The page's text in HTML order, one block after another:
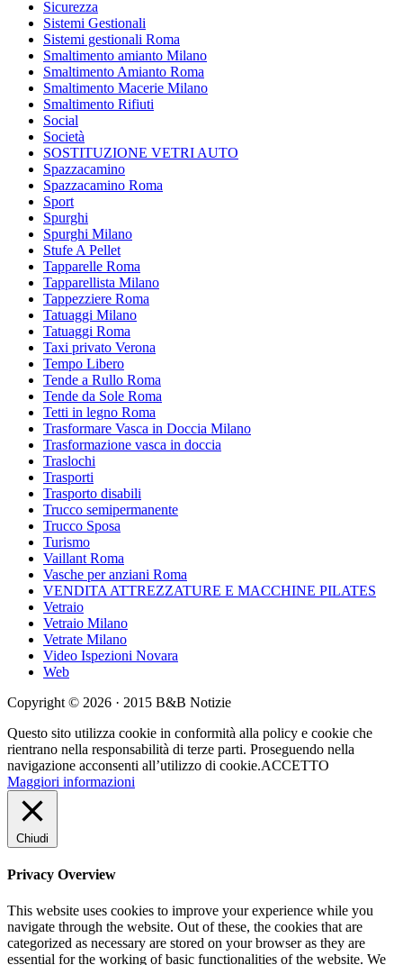
Sicurezza
Sistemi Gestionali
Sistemi gestionali Roma
Smaltimento amianto Milano
Smaltimento Amianto Roma
Smaltimento Macerie Milano
Smaltimento Rifiuti
Social
Società
SOSTITUZIONE VETRI AUTO
Spazzacamino
Spazzacamino Roma
Sport
Spurghi
Spurghi Milano
Stufe A Pellet
Tapparelle Roma
Tapparellista Milano
Tappezziere Roma
Tatuaggi Milano
Tatuaggi Roma
Taxi privato Verona
Tempo Libero
Tende a Rullo Roma
Tende da Sole Roma
Tetti in legno Roma
Trasformare Vasca in Doccia Milano
Trasformazione vasca in doccia
Traslochi
Trasporti
Trasporto disabili
Trucco semipermanente
Trucco Sposa
Turismo
Vaillant Roma
Vasche per anziani Roma
VENDITA ATTREZZATURE E MACCHINE PILATES
Vetraio
Vetraio Milano
Vetrate Milano
Video Ispezioni Novara
Web
Copyright © 2026 · 2015 B&B Notizie
Questo sito utilizza cookie in conformità alla policy e cookie che
rientrano nella responsabilità di terze parti. Proseguendo nella
navigazione acconsenti all’utilizzo di cookie.ACCETTO
Maggiori informazioni
Chiudi
Privacy Overview
This website uses cookies to improve your experience while you
navigate through the website. Out of these, the cookies that are
categorized as necessary are stored on your browser as they are
essential for the working of basic functionalities of the website. We